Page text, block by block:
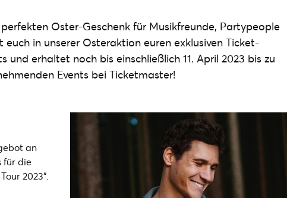
Oster-Geschenk für Musikfreunde, Partypeople
euch in unserer Osteraktion euren exklusiven Ticket-
und erhaltet noch bis einschließlich 11. April 2023 bis zu
Events bei Ticketmaster!
an
für die
2023“.